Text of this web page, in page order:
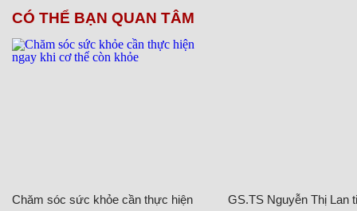
CÓ THỂ BẠN QUAN TÂM
Chăm sóc sức khỏe cần thực hiện
GS.TS Nguyễn Thị Lan